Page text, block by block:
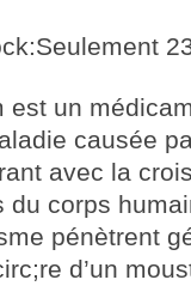
est un
causée
avec la
du corps
pénètrent
d’un